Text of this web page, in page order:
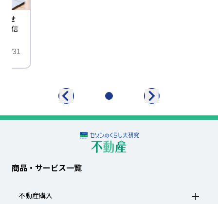
ませ
配信
31
商品・サービス一覧
不動産購入